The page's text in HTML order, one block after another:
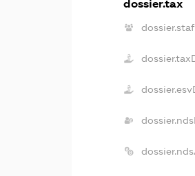
dossier.tax